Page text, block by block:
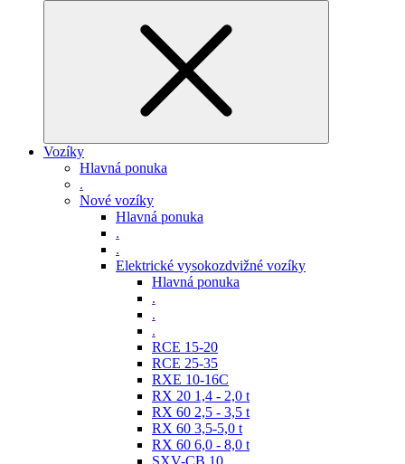
Vozíky
Hlavná ponuka
.
Nové vozíky
Hlavná ponuka
.
.
Elektrické vysokozdvižné vozíky
Hlavná ponuka
.
.
.
RCE 15-20
RCE 25-35
RXE 10-16C
RX 20 1,4 - 2,0 t
RX 60 2,5 - 3,5 t
RX 60 3,5-5,0 t
RX 60 6,0 - 8,0 t
SXV-CB 10